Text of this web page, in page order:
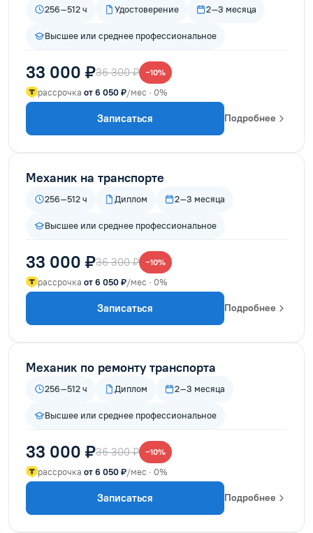
256–512 ч Удостоверение 2–3 месяца
Высшее или среднее профессиональное
33 000 ₽36 300 ₽ −10%
рассрочка от 6 050 ₽/мес · 0%
Записаться Подробнее
Механик на транспорте
256–512 ч Диплом 2–3 месяца
Высшее или среднее профессиональное
33 000 ₽36 300 ₽ −10%
рассрочка от 6 050 ₽/мес · 0%
Записаться Подробнее
Механик по ремонту транспорта
256–512 ч Диплом 2–3 месяца
Высшее или среднее профессиональное
33 000 ₽36 300 ₽ −10%
рассрочка от 6 050 ₽/мес · 0%
Записаться Подробнее